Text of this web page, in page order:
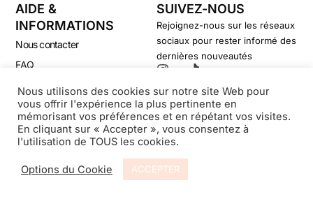
AIDE &
INFORMATIONS
Nous contacter
FAQ
CGV
Politique de confidentialité
SUIVEZ-NOUS
Rejoignez-nous sur les réseaux
sociaux pour rester informé des
dernières nouveautés
Nous utilisons des cookies sur notre site Web pour
vous offrir l'expérience la plus pertinente en
mémorisant vos préférences et en répétant vos visites.
En cliquant sur « Accepter », vous consentez à
l'utilisation de TOUS les cookies.
Options du Cookie ACCEPTER